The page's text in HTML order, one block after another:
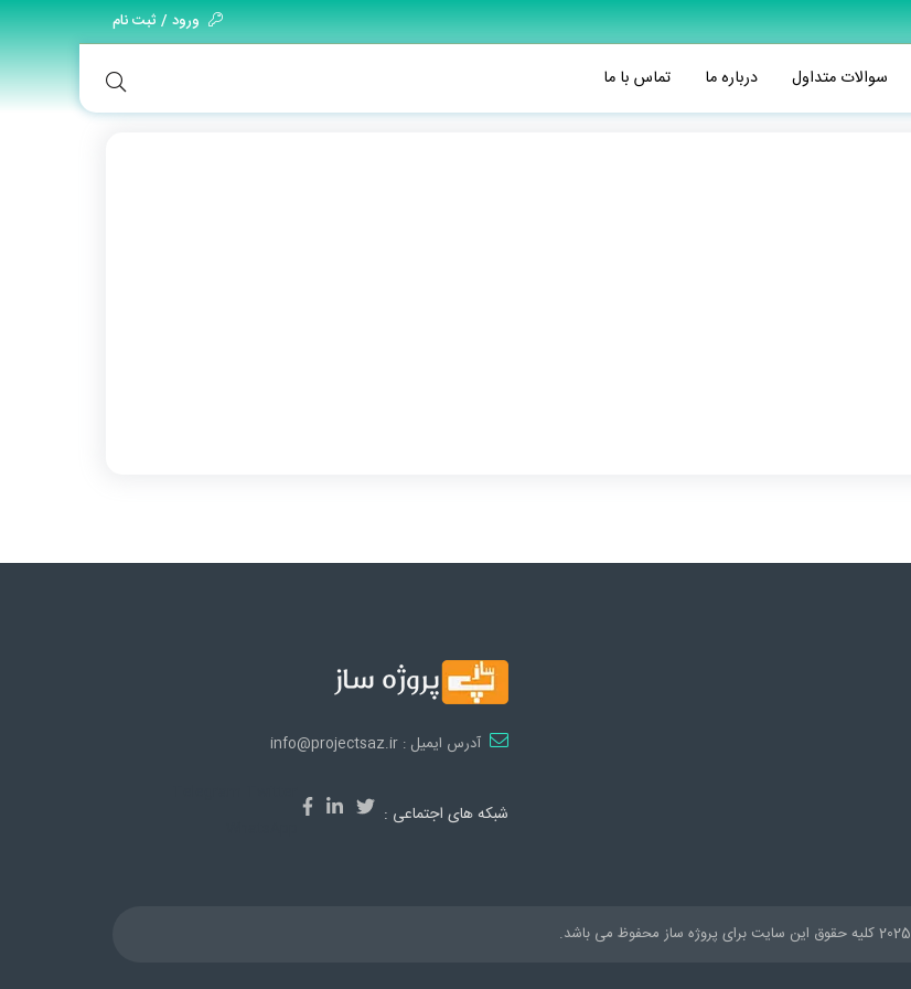
ورود / ثبت نام
سوالات متداول درباره ما تماس با ما
آدرس ایمیل : info@projectsaz.ir
شبکه های اجتماعی :